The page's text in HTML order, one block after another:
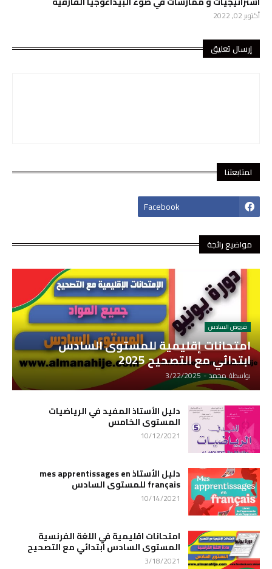
أكتوبر 02, 2022
إرسال تعليق
لمتابعتنا
Facebook
مواضيع رائجة
فروض السادس
امتحانات إقليمية للمستوى السادس
ابتدائي مع التصحيح 2025
بواسطةمحمد-
3/22/2025
دليل الأستاذ المفيد في الرياضيات
المستوى الخامس
10/12/2021
دليل الأستاذ mes apprentissages en
français للمستوى السادس
10/14/2021
امتحانات اقليمية في اللغة الفرنسية
المستوى السادس ابتدائي مع التصحيح
3/18/2021